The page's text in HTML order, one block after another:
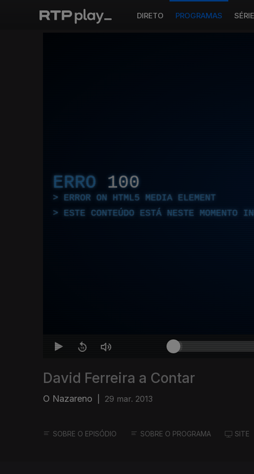
DIRETO PROGRAMAS
ERRO 100
ERROR ON HTML5 MEDIA ELEMENT
ESTE CONTEÚDO ESTÁ NESTE MOMENTO
David Ferreira a Contar
O Nazareno 29 mar. 2013
SOBRE O EPISÓDIO SOBRE O PROGRAMA SITE